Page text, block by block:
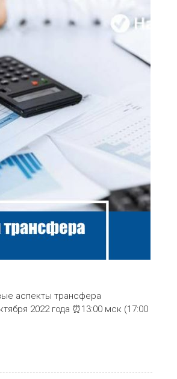
аспекты трансфера
2022 года ⏰13:00 мск (17:00